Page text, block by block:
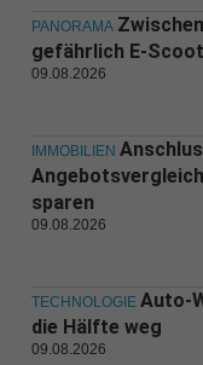
PANORAMA
gefährlich E-
09.08.2026
IMMOBILIEN
sparen
09.08.2026
TECHNOLOGIE Auto-
die Hälfte weg
09.08.2026